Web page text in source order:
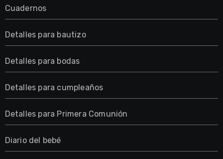
Cuadernos
Detalles para bautizo
Detalles para bodas
Detalles para cumpleaños
Detalles para Primera Comunión
Diario del bebé